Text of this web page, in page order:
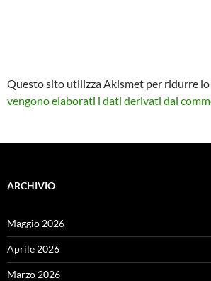
Questo sito utilizza Akismet per ridurre lo
vengono elaborati i dati derivati dai
ARCHIVIO
Maggio 2026
Aprile 2026
Marzo 2026